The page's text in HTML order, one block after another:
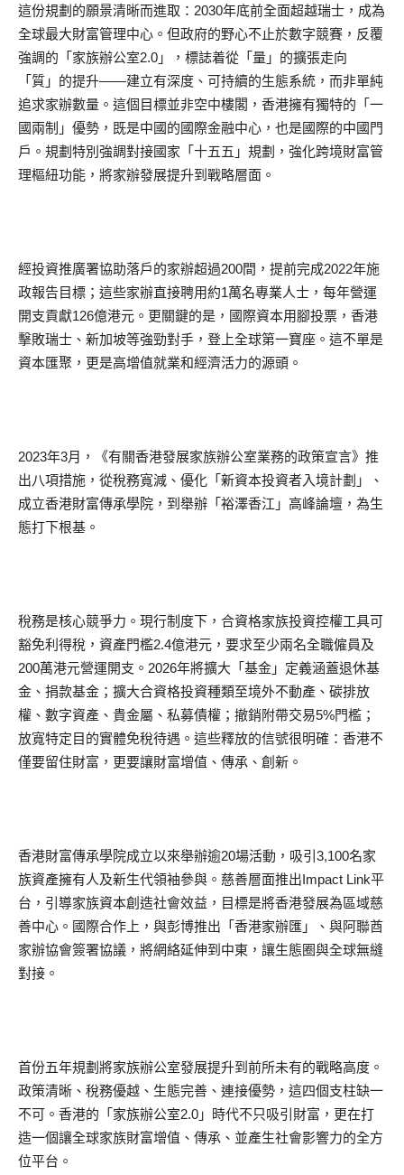
這份規劃的願景清晰而進取：2030年底前全面超越瑞士，成為
全球最大財富管理中心。但政府的野心不止於數字競賽，反覆
強調的「家族辦公室2.0」，標誌着從「量」的擴張走向
「質」的提升——建立有深度、可持續的生態系統，而非單純
追求家辦數量。這個目標並非空中樓閣，香港擁有獨特的「一
國兩制」優勢，既是中國的國際金融中心，也是國際的中國門
戶。規劃特別強調對接國家「十五五」規劃，強化跨境財富管
理樞紐功能，將家辦發展提升到戰略層面。
經投資推廣署協助落戶的家辦超過200間，提前完成2022年施
政報告目標；這些家辦直接聘用約1萬名專業人士，每年營運
開支貢獻126億港元。更關鍵的是，國際資本用腳投票，香港
擊敗瑞士、新加坡等強勁對手，登上全球第一寶座。這不單是
資本匯聚，更是高增值就業和經濟活力的源頭。
2023年3月，《有關香港發展家族辦公室業務的政策宣言》推
出八項措施，從稅務寬減、優化「新資本投資者入境計劃」、
成立香港財富傳承學院，到舉辦「裕澤香江」高峰論壇，為生
態打下根基。
稅務是核心競爭力。現行制度下，合資格家族投資控權工具可
豁免利得稅，資產門檻2.4億港元，要求至少兩名全職僱員及
200萬港元營運開支。2026年將擴大「基金」定義涵蓋退休基
金、捐款基金；擴大合資格投資種類至境外不動產、碳排放
權、數字資產、貴金屬、私募債權；撤銷附帶交易5%門檻；
放寬特定目的實體免稅待遇。這些釋放的信號很明確：香港不
僅要留住財富，更要讓財富增值、傳承、創新。
香港財富傳承學院成立以來舉辦逾20場活動，吸引3,100名家
族資產擁有人及新生代領袖參與。慈善層面推出Impact Link平
台，引導家族資本創造社會效益，目標是將香港發展為區域慈
善中心。國際合作上，與彭博推出「香港家辦匯」、與阿聯酋
家辦協會簽署協議，將網絡延伸到中東，讓生態圈與全球無縫
對接。
首份五年規劃將家族辦公室發展提升到前所未有的戰略高度。
政策清晰、稅務優越、生態完善、連接優勢，這四個支柱缺一
不可。香港的「家族辦公室2.0」時代不只吸引財富，更在打
造一個讓全球家族財富增值、傳承、並產生社會影響力的全方
位平台。